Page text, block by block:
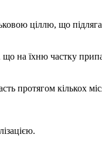
ціллю, що
на їхню частку
протягом кількох